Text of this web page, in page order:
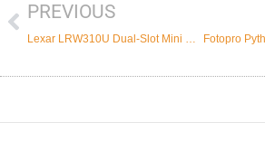
PrevPREVIOUS
Lexar LRW310U Dual-Slot Mini Card Reader USB-A dan Type C